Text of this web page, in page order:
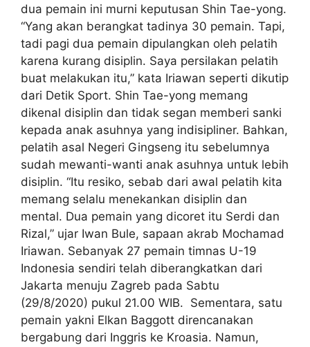
dua pemain ini murni keputusan Shin Tae-yong.
“Yang akan berangkat tadinya 30 pemain. Tapi,
tadi pagi dua pemain dipulangkan oleh pelatih
karena kurang disiplin. Saya persilakan pelatih
buat melakukan itu,” kata Iriawan seperti dikutip
dari Detik Sport. Shin Tae-yong memang
dikenal disiplin dan tidak segan memberi sanki
kepada anak asuhnya yang indisipliner. Bahkan,
pelatih asal Negeri Gingseng itu sebelumnya
sudah mewanti-wanti anak asuhnya untuk lebih
disiplin. “Itu resiko, sebab dari awal pelatih kita
memang selalu menekankan disiplin dan
mental. Dua pemain yang dicoret itu Serdi dan
Rizal,” ujar Iwan Bule, sapaan akrab Mochamad
Iriawan. Sebanyak 27 pemain timnas U-19
Indonesia sendiri telah diberangkatkan dari
Jakarta menuju Zagreb pada Sabtu
(29/8/2020) pukul 21.00 WIB. Sementara, satu
pemain yakni Elkan Baggott direncanakan
bergabung dari Inggris ke Kroasia. Namun,